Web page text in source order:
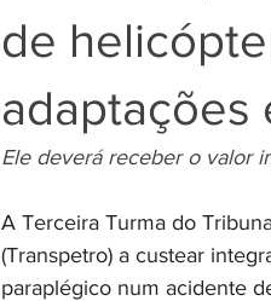
de
adaptações
Ele deverá receber o valor
A Terceira Turma do
(Transpetro) a custear
paraplégico num acidente